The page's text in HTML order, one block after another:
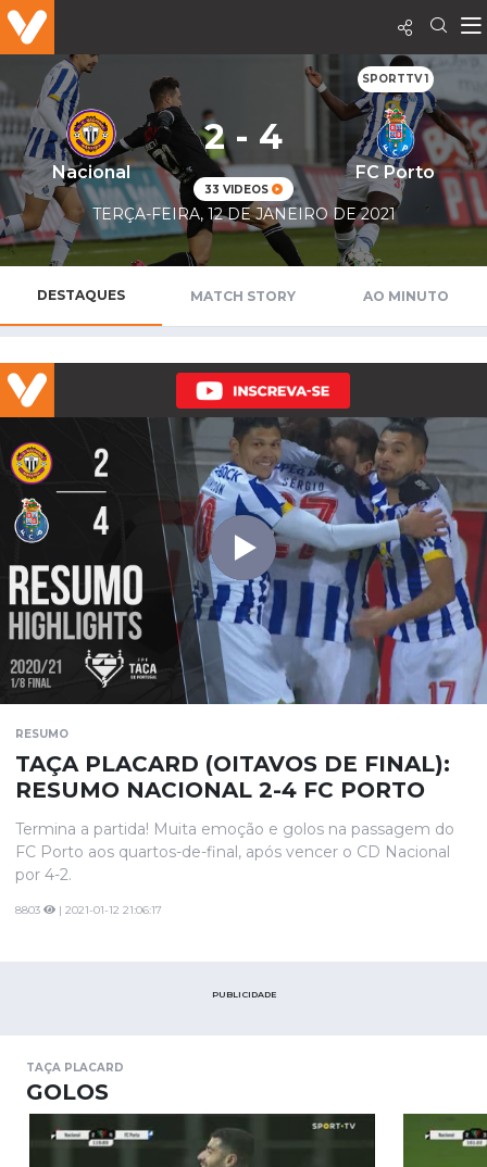
SPORTTV 1
Nacional
2 - 4
33 VIDEOS
FC Porto
TERÇA-FEIRA, 12 DE JANEIRO DE 2021
DESTAQUES MATCH STORY AO MINUTO
RESUMO
TAÇA PLACARD (OITAVOS DE FINAL):
RESUMO NACIONAL 2-4 FC PORTO
Termina a partida! Muita emoção e golos na passagem do
FC Porto aos quartos-de-final, após vencer o CD Nacional
por 4-2.
8803 | 2021-01-12 21:06:17
PUBLICIDADE
TAÇA PLACARD
GOLOS